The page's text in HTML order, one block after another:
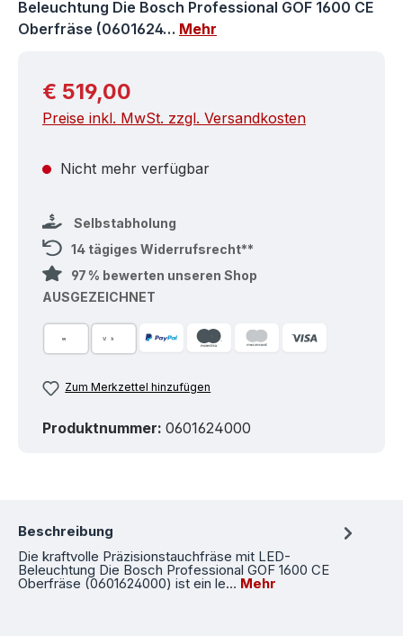
Beleuchtung Die Bosch Professional GOF 1600 CE
Oberfräse (0601624… Mehr
Regulärer Preis:
€ 519,00
Preise inkl. MwSt. zzgl. Versandkosten
Nicht mehr verfügbar
Selbstabholung
14 tägiges Widerrufsrecht**
97 % bewerten unseren Shop
AUSGEZEICHNET
Zum Merkzettel hinzufügen
Produktnummer: 0601624000
Beschreibung
Die kraftvolle Präzisionstauchfräse mit LED-
Beleuchtung Die Bosch Professional GOF 1600 CE
Oberfräse (0601624000) ist ein le… Mehr